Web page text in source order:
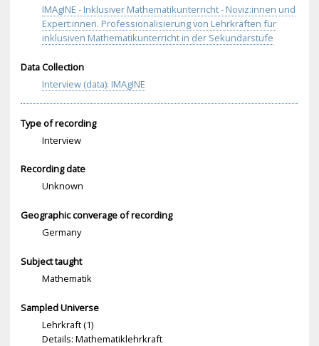
IMAgINE - Inklusiver Mathematikunterricht - Noviz:innen und
Expert:innen. Professionalisierung von Lehrkräften für
inklusiven Mathematikunterricht in der Sekundarstufe
Data Collection
Interview (data): IMAgINE
Type of recording
Interview
Recording date
Unknown
Geographic converage of recording
Germany
Subject taught
Mathematik
Sampled Universe
Lehrkraft (1)
Details: Mathematiklehrkraft